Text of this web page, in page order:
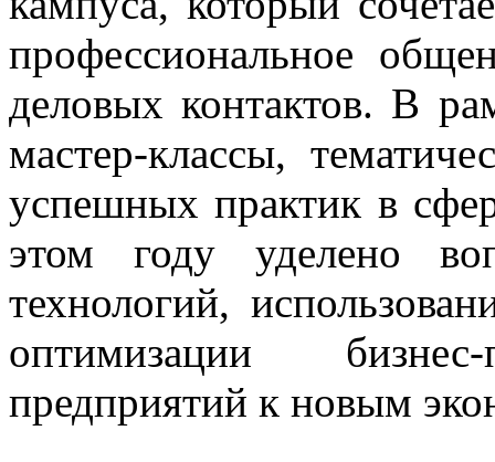
профессиональное
деловых контактов. В
мастер-классы,
успешных практик в
этом году уделено
технологий,
оптимизации
предприятий к новым